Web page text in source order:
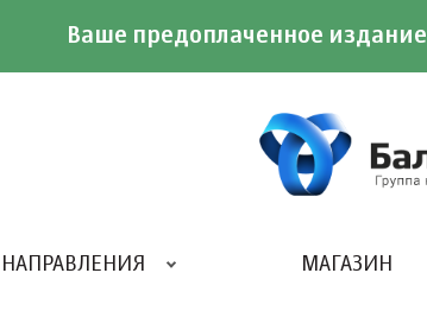
Ваше предоплаченное издание
НАПРАВЛЕНИЯ МАГАЗИН